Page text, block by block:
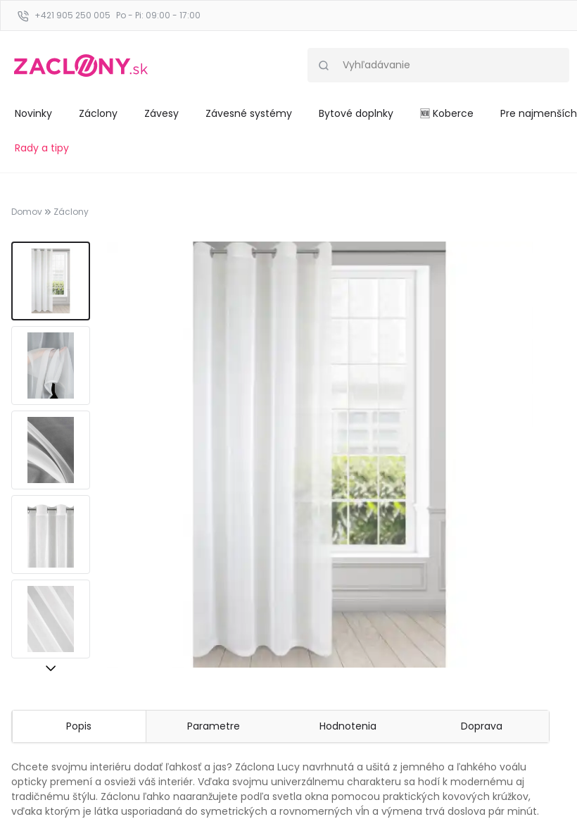
+421 905 250 005 Po - Pi: 09:00 - 17:00
Novinky Záclony Závesy Závesné systémy Bytové doplnky 🆕 Koberce Pre najmenších
Rady a tipy
Domov Záclony
Popis Parametre Hodnotenia Doprava
Chcete svojmu interiéru dodať ľahkosť a jas? Záclona Lucy navrhnutá a ušitá z jemného a ľahkého voálu
opticky premení a osvieži váš interiér. Vďaka svojmu univerzálnemu charakteru sa hodí k modernému aj
tradičnému štýlu. Záclonu ľahko naaranžujete podľa svetla okna pomocou praktických kovových krúžkov,
vďaka ktorým je látka usporiadaná do symetrických a rovnomerných vĺn a výmena trvá doslova pár minút.